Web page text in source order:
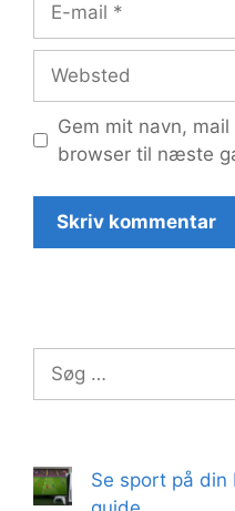
mail
Gem mit navn,
browser til næste
Søg
efter:
Se sport på din